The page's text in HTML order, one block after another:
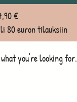
€
80 euron tilauksiin
you're looking for.